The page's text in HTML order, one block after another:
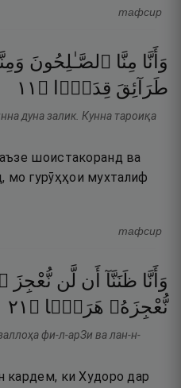
тафсир
وَأَنَّا مِنَّا ٱلصَّـٰلِحُونَ
طَرَآئِقَ قِدَدًۭا ۝ ١١
дуна залик. Кунна тароиқа
шоистакоранд ва
мо гурӯҳҳои мухталиф
тафсир
وَأَنَّا ظَنَنَّآ أَن لَّن نُّعْجِزَ
نُّعْجِزَهُۥ هَرَبًۭا ۝ ١٢
фи-л-арЗи ва лан-н-
кардем, ки Худоро дар